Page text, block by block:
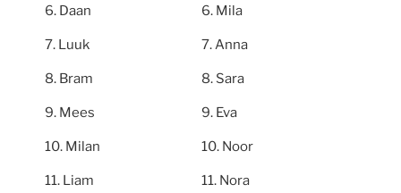
Daan
Luuk
Bram
Mees
Milan
Liam
Mila
Anna
Sara
Eva
Noor
Nora